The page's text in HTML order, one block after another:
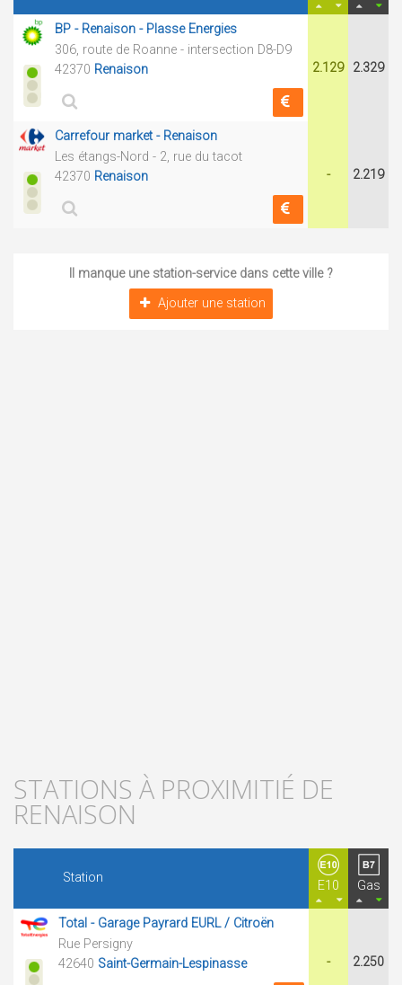
BP - Renaison - Plasse Energies
306, route de Roanne - intersection D8-D9
42370 Renaison 2.129 2.329
Carrefour market - Renaison
Les étangs-Nord - 2, rue du tacot
42370 Renaison - 2.219
Il manque une station-service dans cette ville ?
Ajouter une station
STATIONS À PROXIMITIÉ DE
RENAISON
Station
E10 Gas
Total - Garage Payrard EURL / Citroën
Rue Persigny
42640 Saint-Germain-Lespinasse - 2.250